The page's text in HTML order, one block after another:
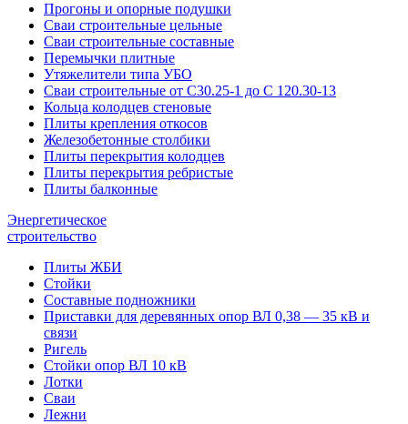
Прогоны и опорные подушки
Сваи строительные цельные
Сваи строительные составные
Перемычки плитные
Утяжелители типа УБО
Сваи строительные от С30.25-1 до С 120.30-13
Кольца колодцев стеновые
Плиты крепления откосов
Железобетонные столбики
Плиты перекрытия колодцев
Плиты перекрытия ребристые
Плиты балконные
Энергетическое
строительство
Плиты ЖБИ
Стойки
Составные подножники
Приставки для деревянных опор ВЛ 0,38 — 35 кВ и
связи
Ригель
Стойки опор ВЛ 10 кВ
Лотки
Сваи
Лежни